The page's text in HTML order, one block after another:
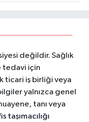
değildir. Sağlık
tedavi için
ticari iş birliği veya
yalnızca genel
tanı veya
taşımacılığı